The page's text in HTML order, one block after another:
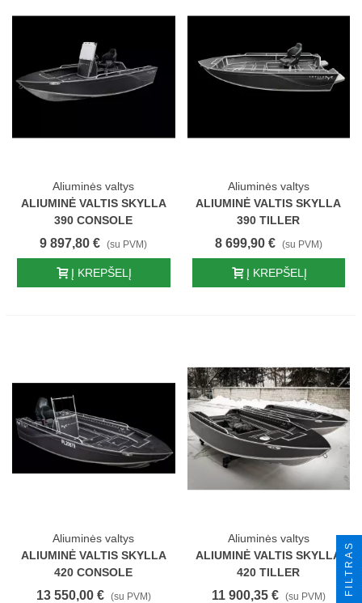
Aliuminės valtys
ALIUMINĖ VALTIS SKYLLA
390 CONSOLE
9 897,80 € (su PVM)
Į KREPŠELĮ
Aliuminės valtys
ALIUMINĖ VALTIS SKYLLA
390 TILLER
8 699,90 € (su PVM)
Į KREPŠELĮ
Aliuminės valtys
ALIUMINĖ VALTIS SKYLLA
420 CONSOLE
13 550,00 € (su PVM)
Aliuminės valtys
ALIUMINĖ VALTIS SKYLLA
420 TILLER
11 900,35 € (su PVM)
FILTRAS